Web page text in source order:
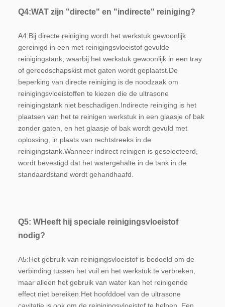
Q4:WAT zijn "directe" en "indirecte" reiniging?
A4:Bij directe reiniging wordt het werkstuk gewoonlijk
gereinigd in een met reinigingsvloeistof gevulde
reinigingstank, waarbij het werkstuk gewoonlijk in een tray
of gereedschapskist met gaten wordt geplaatst.De
beperking van directe reiniging is de noodzaak om
reinigingsvloeistoffen te kiezen die de ultrasone
reinigingstank niet beschadigen.Indirecte reiniging is het
plaatsen van het te reinigen werkstuk in een glaasje of bak
zonder gaten, en het glaasje of bak wordt gevuld met
oplossing, in plaats van rechtstreeks in de
reinigingstank.Wanneer indirect reinigen is geselecteerd,
wordt bevestigd dat het watergehalte in de tank in de
standaardstand wordt gehandhaafd.
Q5: WHeeft hij speciale reinigingsvloeistof
nodig?
A5:Het gebruik van reinigingsvloeistof is bedoeld om de
verbinding tussen het vuil en het werkstuk te verbreken,
maar alleen het gebruik van water kan het reinigende
effect niet bereiken.Het hoofddoel van de ultrasone